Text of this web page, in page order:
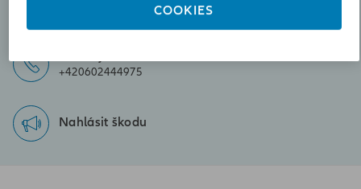
ivana.kuritkova@iallianz.cz
+420602444975
Nahlásit škodu
COOKIES